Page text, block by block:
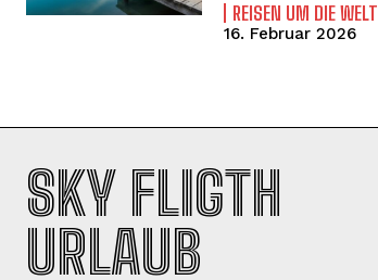
REISEN UM DIE WELT
16. Februar 2026
SKY FLIGTH
URLAUB